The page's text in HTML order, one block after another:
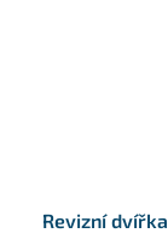
Revizní